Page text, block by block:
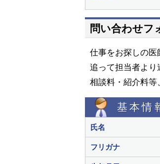
問い合わせフ
仕事をお探しの医
追って担当者より
相談料・紹介料等
基本情
氏名
フリガナ